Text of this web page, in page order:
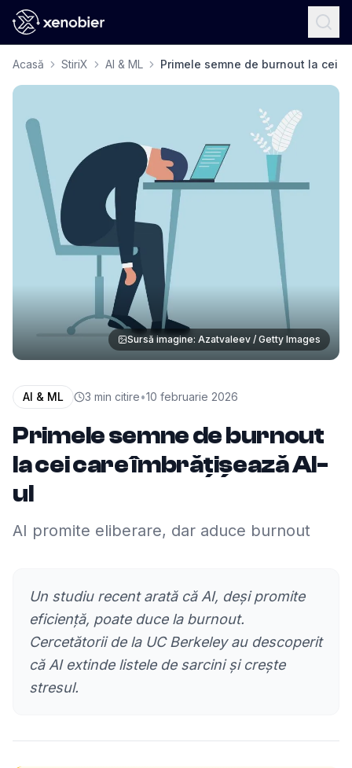
Acasă StiriX AI & ML Primele semne de burnout la cei
Sursă imagine: Azatvaleev / Getty Images
AI & ML 3 min citire•10 februarie 2026
Primele semne de burnout
la cei care îmbrățișează AI-
ul
AI promite eliberare, dar aduce burnout
Un studiu recent arată că AI, deși promite
eficiență, poate duce la burnout.
Cercetătorii de la UC Berkeley au descoperit
că AI extinde listele de sarcini și crește
stresul.